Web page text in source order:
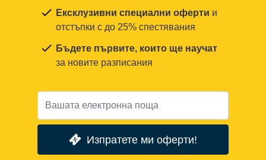
Ексклузивни специални оферти и
отстъпки с до 25% спестявания
Бъдете първите, които ще научат
за новите разписания
Изпратете ми оферти!